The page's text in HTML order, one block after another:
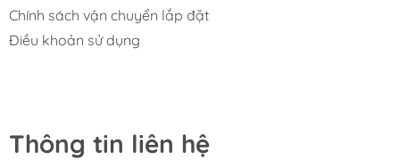
Chính sách vận chuyển lắp đặt
Điều khoản sử dụng
Thông tin liên hệ